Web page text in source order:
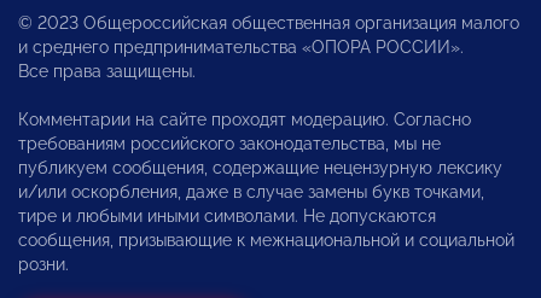
© 2023 Общероссийская общественная организация малого
и среднего предпринимательства «ОПОРА РОССИИ».
Все права защищены.
Комментарии на сайте проходят модерацию. Согласно
требованиям российского законодательства, мы не
публикуем сообщения, содержащие нецензурную лексику
и/или оскорбления, даже в случае замены букв точками,
тире и любыми иными символами. Не допускаются
сообщения, призывающие к межнациональной и социальной
розни.